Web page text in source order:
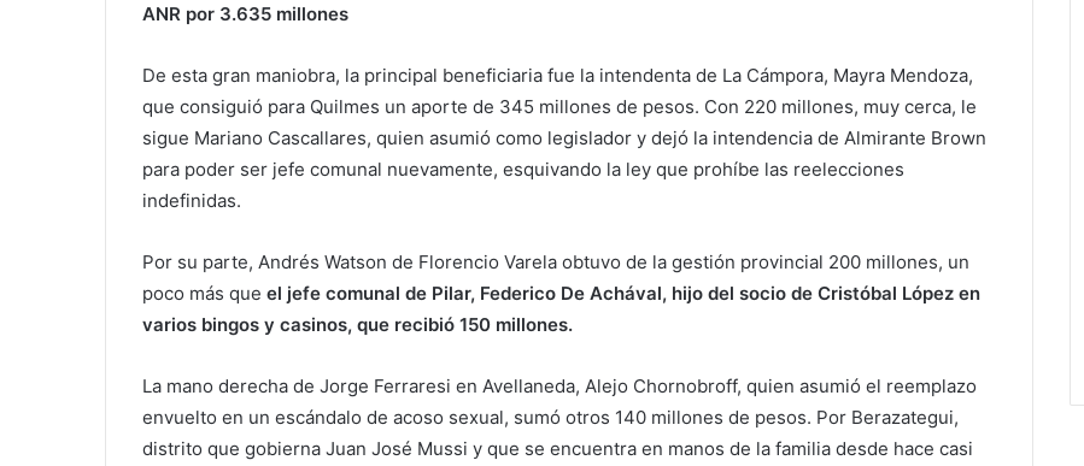
ANR por 3.635 millones
De esta gran maniobra, la principal beneficiaria fue la intendenta de La Cámpora, Mayra Mendoza,
que consiguió para Quilmes un aporte de 345 millones de pesos. Con 220 millones, muy cerca, le
sigue Mariano Cascallares, quien asumió como legislador y dejó la intendencia de Almirante Brown
para poder ser jefe comunal nuevamente, esquivando la ley que prohíbe las reelecciones
indefinidas.
Por su parte, Andrés Watson de Florencio Varela obtuvo de la gestión provincial 200 millones, un
poco más que el jefe comunal de Pilar, Federico De Achával, hijo del socio de Cristóbal López en
varios bingos y casinos, que recibió 150 millones.
La mano derecha de Jorge Ferraresi en Avellaneda, Alejo Chornobroff, quien asumió el reemplazo
envuelto en un escándalo de acoso sexual, sumó otros 140 millones de pesos. Por Berazategui,
distrito que gobierna Juan José Mussi y que se encuentra en manos de la familia desde hace casi